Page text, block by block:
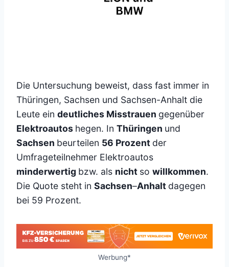
Die Untersuchung beweist, dass fast immer in
Thüringen, Sachsen und Sachsen-Anhalt die
Leute ein deutliches Misstrauen gegenüber
Elektroautos hegen. In Thüringen und
Sachsen beurteilen 56 Prozent der
Umfrageteilnehmer Elektroautos
minderwertig bzw. als nicht so willkommen.
Die Quote steht in Sachsen–Anhalt dagegen
bei 59 Prozent.
Werbung*